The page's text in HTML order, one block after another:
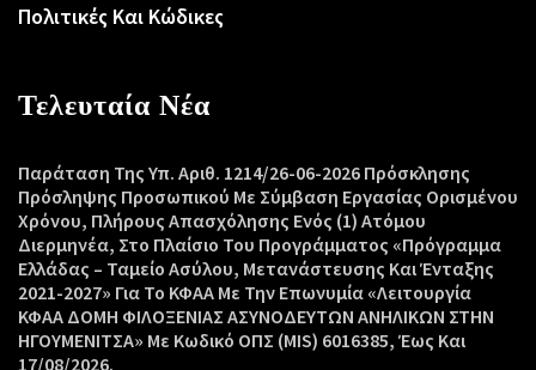
Πολιτικές Και Κώδικες
Τελευταία Νέα
Παράταση Της Υπ. Αριθ. 1214/26-06-2026 Πρόσκλησης
Πρόσληψης Προσωπικού Με Σύμβαση Εργασίας Ορισμένου
Χρόνου, Πλήρους Απασχόλησης Ενός (1) Ατόμου
Διερμηνέα, Στο Πλαίσιο Του Προγράμματος «Πρόγραμμα
Ελλάδας – Ταμείο Ασύλου, Μετανάστευσης Και Ένταξης
2021-2027» Για Το ΚΦΑΑ Με Την Επωνυμία «Λειτουργία
ΚΦΑΑ ΔΟΜΗ ΦΙΛΟΞΕΝΙΑΣ ΑΣΥΝΟΔΕΥΤΩΝ ΑΝΗΛΙΚΩΝ ΣΤΗΝ
ΗΓΟΥΜΕΝΙΤΣΑ» Με Κωδικό ΟΠΣ (MIS) 6016385, Έως Και
17/08/2026.